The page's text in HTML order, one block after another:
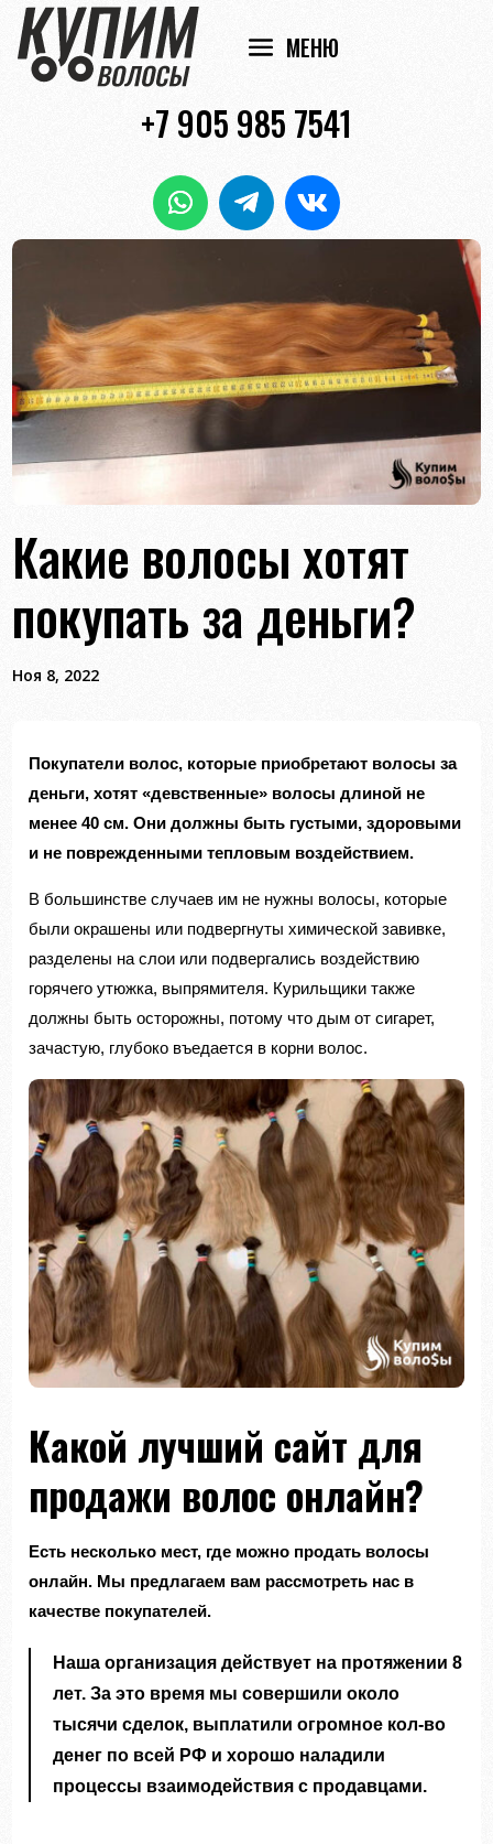
+7 905 985 7541
Какие волосы хотят
покупать за деньги?
Ноя 8, 2022
Покупатели волос, которые приобретают волосы за
деньги, хотят «девственные» волосы длиной не
менее 40 см. Они должны быть густыми, здоровыми
и не поврежденными тепловым воздействием.
В большинстве случаев им не нужны волосы, которые
были окрашены или подвергнуты химической завивке,
разделены на слои или подвергались воздействию
горячего утюжка, выпрямителя. Курильщики также
должны быть осторожны, потому что дым от сигарет,
зачастую, глубоко въедается в корни волос.
Какой лучший сайт для
продажи волос онлайн?
Есть несколько мест, где можно продать волосы
онлайн. Мы предлагаем вам рассмотреть нас в
качестве покупателей.
Наша организация действует на протяжении 8
лет. За это время мы совершили около
тысячи сделок, выплатили огромное кол-во
денег по всей РФ и хорошо наладили
процессы взаимодействия с продавцами.